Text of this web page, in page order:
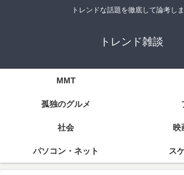
トレンドな話題を徹底して論考し
トレンド雑談
MMT
孤独のグルメ
社会 映
パソコン・ネット ス